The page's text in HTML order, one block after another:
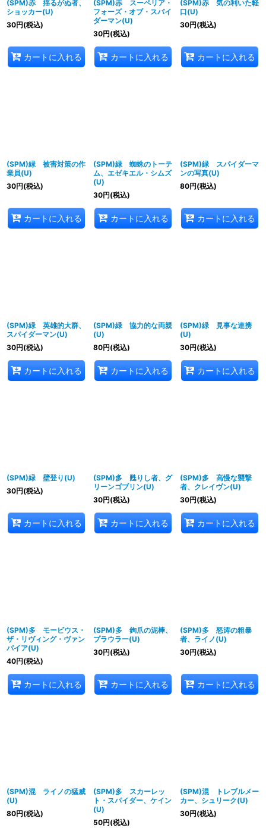
(SPM)赤 揺るがぬ者、
ショッカー(U)
30円(税込)
カートに入れる
(SPM)赤 スーペリア・
フォーズ・オブ・スパイ
ダーマン(U)
30円(税込)
カートに入れる
(SPM)赤 気の利いた軽
口(U)
30円(税込)
カートに入れる
(SPM)緑 被害対策の作
業員(U)
30円(税込)
カートに入れる
(SPM)緑 蜘蛛のトーテ
ム、エゼキエル・シムズ
(U)
30円(税込)
カートに入れる
(SPM)緑 スパイダーマ
ンの写真(U)
80円(税込)
カートに入れる
(SPM)緑 英雄的大群、
スパイダーマン(U)
30円(税込)
カートに入れる
(SPM)緑 協力的な両親
(U)
80円(税込)
カートに入れる
(SPM)緑 見事な連携
(U)
30円(税込)
カートに入れる
(SPM)緑 壁登り(U)
30円(税込)
カートに入れる
(SPM)多 甦りし者、グ
リーンゴブリン(U)
30円(税込)
カートに入れる
(SPM)多 高慢な襲撃
者、クレイヴン(U)
30円(税込)
カートに入れる
(SPM)多 モービウス・
ザ・リヴィング・ヴァン
パイア(U)
40円(税込)
カートに入れる
(SPM)多 鉤爪の泥棒、
プラウラー(U)
30円(税込)
カートに入れる
(SPM)多 怒涛の粗暴
者、ライノ(U)
30円(税込)
カートに入れる
(SPM)混 ライノの猛威
(U)
80円(税込)
(SPM)多 スカーレッ
ト・スパイダー、ケイン
(U)
50円(税込)
(SPM)混 トレブルメー
カー、シュリーク(U)
30円(税込)